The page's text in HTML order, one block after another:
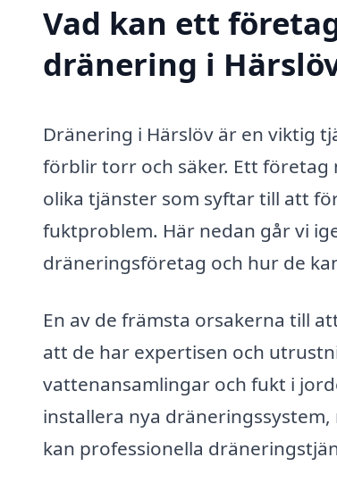
Vad kan ett
dränering i
Dränering i Härslöv är en viktig
förblir torr och säker. Ett
olika tjänster som syftar till att
fuktproblem. Här nedan går vi
dräneringsföretag och hur de
En av de främsta orsakerna till
att de har expertisen och
vattenansamlingar och fukt i
installera nya
kan professionella